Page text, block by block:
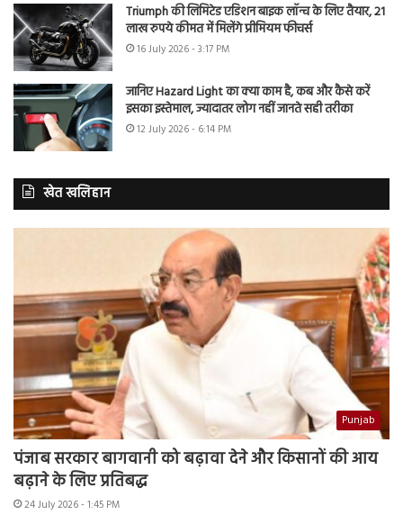
Triumph की लिमिटेड एडिशन बाइक लॉन्च के लिए तैयार, 21
लाख रुपये कीमत में मिलेंगे प्रीमियम फीचर्स
16 July 2026 - 3:17 PM
जानिए Hazard Light का क्या काम है, कब और कैसे करें
इसका इस्तेमाल, ज्यादातर लोग नहीं जानते सही तरीका
12 July 2026 - 6:14 PM
खेत खलिहान
Punjab
पंजाब सरकार बागवानी को बढ़ावा देने और किसानों की आय
बढ़ाने के लिए प्रतिबद्ध
24 July 2026 - 1:45 PM